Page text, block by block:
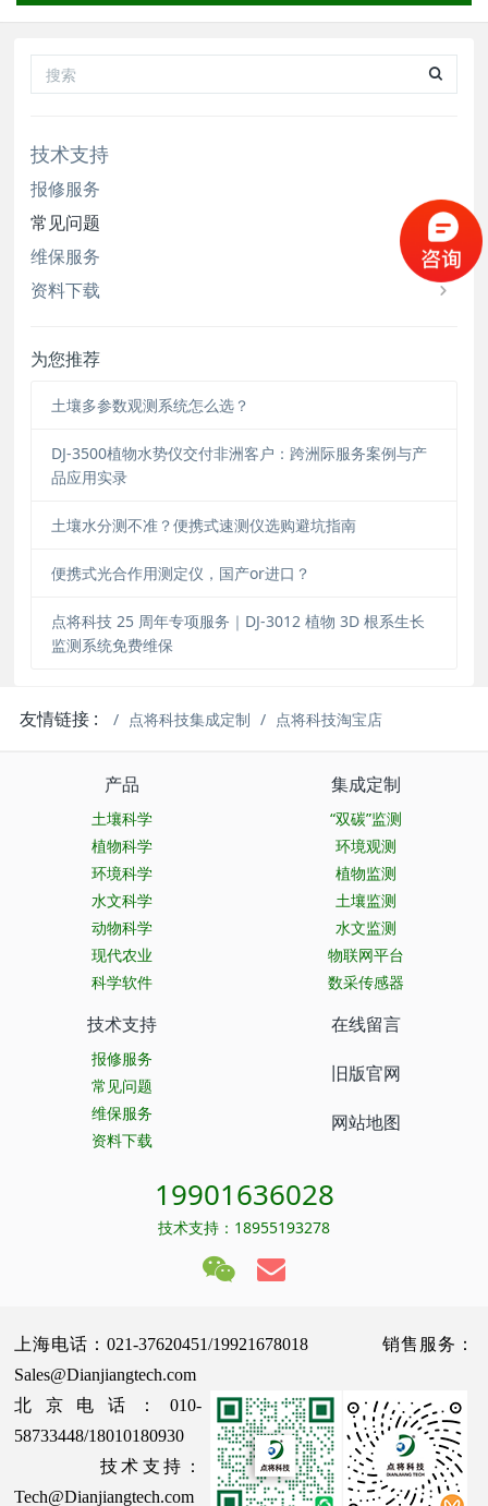
注：早材部分细胞腔大而壁薄，材质较松软，材色
浅。晚材：温带和寒带树木在一年生长季晚期形成
技术支持
报修服务
常见问题
维保服务
资料下载
为您推荐
土壤多参数观测系统怎么选？
DJ-3500植物水势仪交付非洲客户：跨洲际服务案例与产
品应用实录
土壤水分测不准？便携式速测仪选购避坑指南
便携式光合作用测定仪，国产or进口？
点将科技 25 周年专项服务｜DJ-3012 植物 3D 根系生长
监测系统免费维保
友情链接 : 点将科技集成定制 点将科技淘宝店
产品
土壤科学
植物科学
环境科学
水文科学
动物科学
现代农业
科学软件
集成定制
“双碳”监测
环境观测
植物监测
土壤监测
水文监测
物联网平台
数采传感器
技术支持
报修服务
常见问题
维保服务
资料下载
在线留言
旧版官网
网站地图
19901636028
技术支持：18955193278
上海电话：021-37620451/19921678018 销售服务：
Sales@Dianjiangtech.com
北京电话：010-
58733448/18010180930
技术支持：
Tech@Dianjiangtech.com